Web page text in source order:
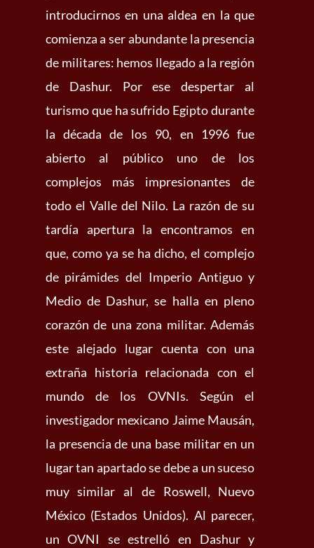
introducirnos en una aldea en la que
comienza a ser abundante la presencia
de militares: hemos llegado a la región
de Dashur. Por ese despertar al
turismo que ha sufrido Egipto durante
la década de los 90, en 1996 fue
abierto al público uno de los
complejos más impresionantes de
todo el Valle del Nilo. La razón de su
tardía apertura la encontramos en
que, como ya se ha dicho, el complejo
de pirámides del Imperio Antiguo y
Medio de Dashur, se halla en pleno
corazón de una zona militar. Además
este alejado lugar cuenta con una
extraña historia relacionada con el
mundo de los OVNIs. Según el
investigador mexicano Jaime Mausán,
la presencia de una base militar en un
lugar tan apartado se debe a un suceso
muy similar al de Roswell, Nuevo
México (Estados Unidos). Al parecer,
un OVNI se estrelló en Dashur y